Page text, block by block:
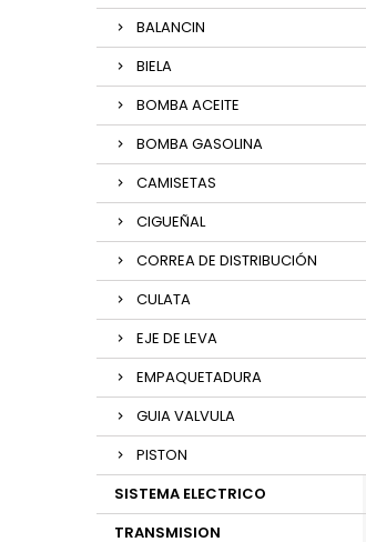
BALANCIN
BIELA
BOMBA ACEITE
BOMBA GASOLINA
CAMISETAS
CIGUEÑAL
CORREA DE DISTRIBUCIÓN
CULATA
EJE DE LEVA
EMPAQUETADURA
GUIA VALVULA
PISTON
SISTEMA ELECTRICO
TRANSMISION